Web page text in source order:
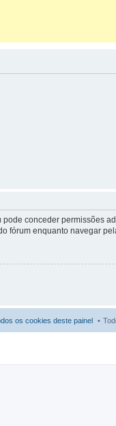
conceder permissões
fórum enquanto navegar
os cookies deste painel